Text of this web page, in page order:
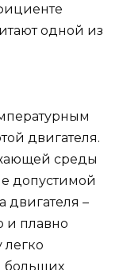
одной из
двигателя.
среды
допустимой
двигателя –
и плавно
легко
больших